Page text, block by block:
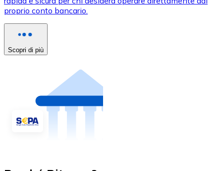
proprio conto bancario.
Scopri di più